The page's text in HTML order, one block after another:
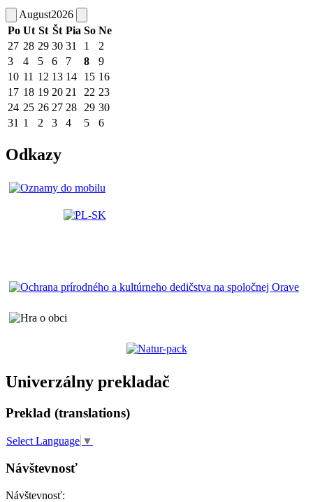
August2026
Po Ut St Št Pia So Ne
27 28 29 30 31 1
2
3
4 5 6 7 8
9
10 11 12 13 14 15 16
17 18 19 20 21 22 23
24 25 26 27 28 29 30
31 1 2 3 4 5 6
Odkazy
Univerzálny prekladač
Preklad (translations)
Select Language ▼
Návštevnosť
Návštevnosť: